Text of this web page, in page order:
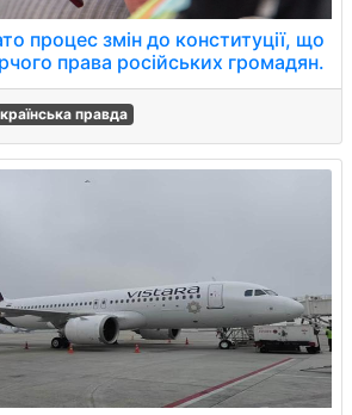
процес змін до конституції, що
права російських громадян.
правда